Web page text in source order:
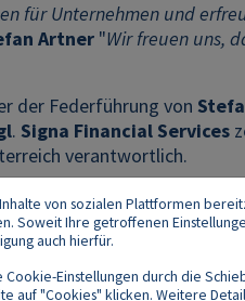
für Unternehmen und
Artner "Wir freuen uns,
der Federführung von
. Signa Financial Services
verantwortlich.
von sozialen Plattformen
Soweit Ihre getroffenen
auch hierfür.
Cookie-Einstellungen durch die
auf "Cookies" klicken. Weitere